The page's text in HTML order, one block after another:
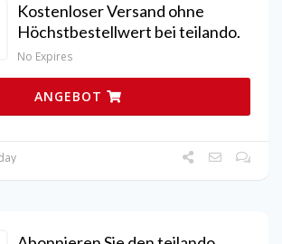
Kostenloser Versand ohne
Höchstbestellwert bei teilando.
No Expires
ANGEBOT